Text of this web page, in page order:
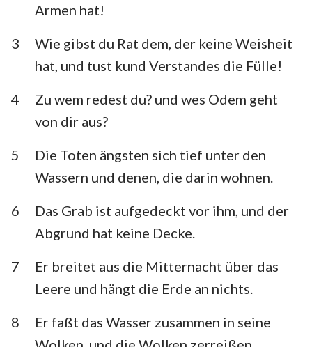
Jesaja
Klagelieder Hesekiel
Micha Nahum
Habakuk Zephanja
Haggai Sacharja
Maleachi
Armen hat!
3
Wie gibst du Rat dem, der keine Weisheit
hat, und tust kund Verstandes die Fülle!
4
Zu wem redest du? und wes Odem geht
von dir aus?
5
Die Toten ängsten sich tief unter den
Wassern und denen, die darin wohnen.
6
Das Grab ist aufgedeckt vor ihm, und der
Abgrund hat keine Decke.
7
Er breitet aus die Mitternacht über das
Leere und hängt die Erde an nichts.
8
Er faßt das Wasser zusammen in seine